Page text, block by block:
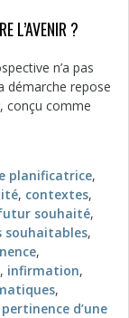
L’AVENIR ?
n’a pas
démarche repose
conçu comme
planificatrice,
, contextes,
souhaité,
souhaitables,
,
, infirmation,
,
pertinence d’une